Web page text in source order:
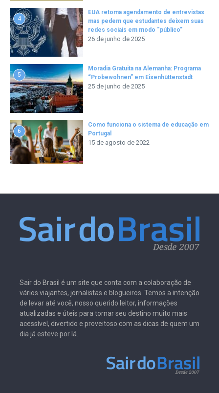
4
EUA retoma agendamento de entrevistas
mas pedem que estudantes deixem suas
redes sociais em modo “público”
26 de junho de 2025
5
Moradia Gratuita na Alemanha: Programa
“Probewohnen” em Eisenhüttenstadt
25 de junho de 2025
6
Como funciona o sistema de educação em
Portugal
15 de agosto de 2022
Sair do Brasil é um site que conta com a colaboração de
vários viajantes, jornalistas e blogueiros. Temos a intenção
de levar até você, nosso querido leitor, informações
atualizadas e úteis para tornar seu destino muito mais
acessível, divertido e proveitoso com as dicas de quem um
dia já esteve por lá.